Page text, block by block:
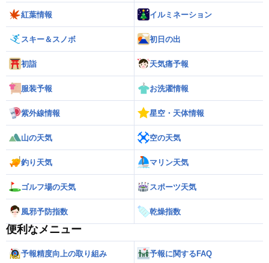
紅葉情報 イルミネーション
スキー＆スノボ 初日の出
初詣 天気痛予報
服装予報 お洗濯情報
紫外線情報 星空・天体情報
山の天気 空の天気
釣り天気 マリン天気
ゴルフ場の天気 スポーツ天気
風邪予防指数 乾燥指数
便利なメニュー
予報精度向上の取り組み 予報に関するFAQ